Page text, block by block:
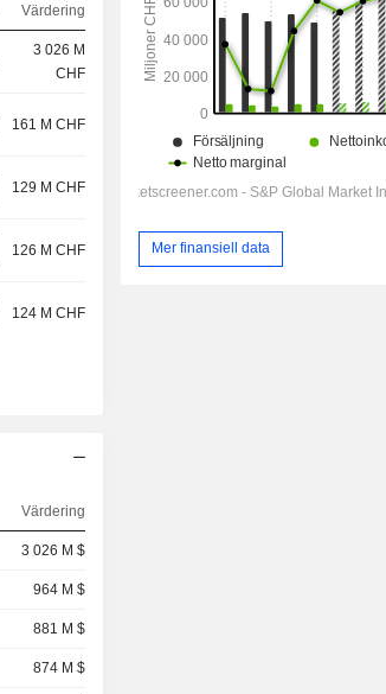
Värdering
3 026 M
CHF
161 M CHF
129 M CHF
126 M CHF
124 M CHF
Värdering
3 026 M $
964 M $
881 M $
874 M $
Mer finansiell data